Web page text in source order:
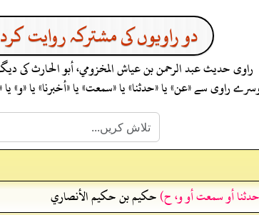
دو راویوں کی مشترکہ روایت
راوی حدیثعبد الرحمن بن عياش المخزومي، أبو الحارثکی
راوی سے «عن» یا «حدثنا» یا «سمعت» یا «أخبرنا» یا
أو سمعت أو و، ح)حكيم بن حكيم الأنصاري